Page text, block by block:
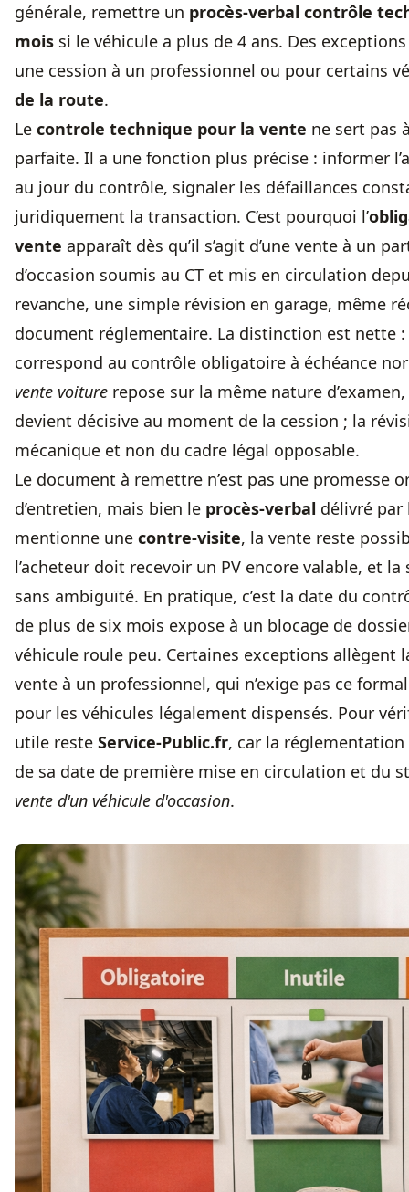
générale, remettre un procès-verbal contrôle
mois si le véhicule a plus de 4 ans. Des
une cession à un professionnel ou pour certains
de la route.
Le controle technique pour la vente ne sert pas
parfaite. Il a une fonction plus précise : informer
au jour du contrôle, signaler les défaillances
juridiquement la transaction. C’est pourquoi l’
vente apparaît dès qu’il s’agit d’une vente à un
d’occasion soumis au CT et mis en circulation
revanche, une simple révision en garage, même
document réglementaire. La distinction est nette
correspond au contrôle obligatoire à échéance
vente voiture repose sur la même nature
devient décisive au moment de la cession ; la
mécanique et non du cadre légal opposable.
Le document à remettre n’est pas une promesse
d’entretien, mais bien le procès-verbal délivré par
mentionne une contre-visite, la vente reste
l’acheteur doit recevoir un PV encore valable, et
sans ambiguïté. En pratique, c’est la date du
de plus de six mois expose à un blocage de
véhicule roule peu. Certaines exceptions allègent
vente à un professionnel, qui n’exige pas ce
pour les véhicules légalement dispensés. Pour
utile reste Service-Public.fr, car la
de sa date de première mise en circulation et du
vente d'un véhicule d'occasion.